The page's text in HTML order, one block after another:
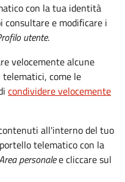
con la tua identità
consultare e modificare i
utente.
velocemente alcune
come le
condividere velocemente
all'interno del tuo
telematico con la
personalee cliccare sul